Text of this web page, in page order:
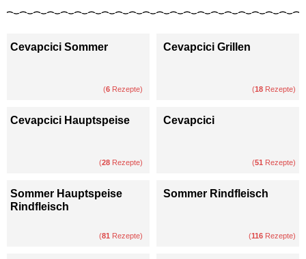
Cevapcici Sommer
(6 Rezepte)
Cevapcici Grillen
(18 Rezepte)
Cevapcici Hauptspeise
(28 Rezepte)
Cevapcici
(51 Rezepte)
Sommer Hauptspeise
Rindfleisch
(81 Rezepte)
Sommer Rindfleisch
(116 Rezepte)